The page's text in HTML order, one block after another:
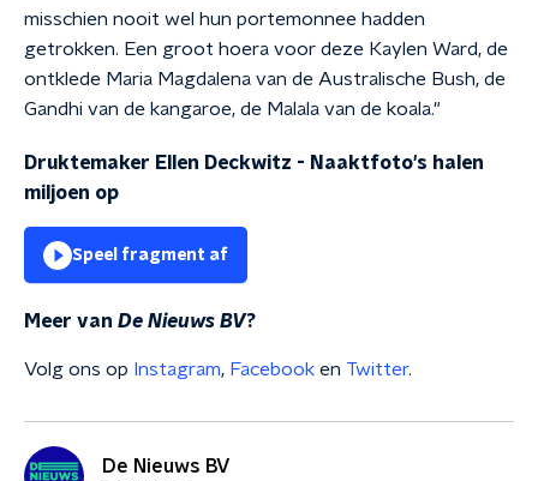
misschien nooit wel hun portemonnee hadden
getrokken. Een groot hoera voor deze Kaylen Ward, de
ontklede Maria Magdalena van de Australische Bush, de
Gandhi van de kangaroe, de Malala van de koala."
Druktemaker Ellen Deckwitz - Naaktfoto's halen
miljoen op
Speel fragment af
Meer van De Nieuws BV?
Volg ons op Instagram, Facebook en Twitter.
De Nieuws BV